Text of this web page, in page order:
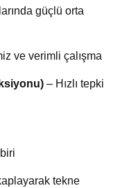
güçlü orta
ve verimli çalışma
– Hızlı tepki
tekne